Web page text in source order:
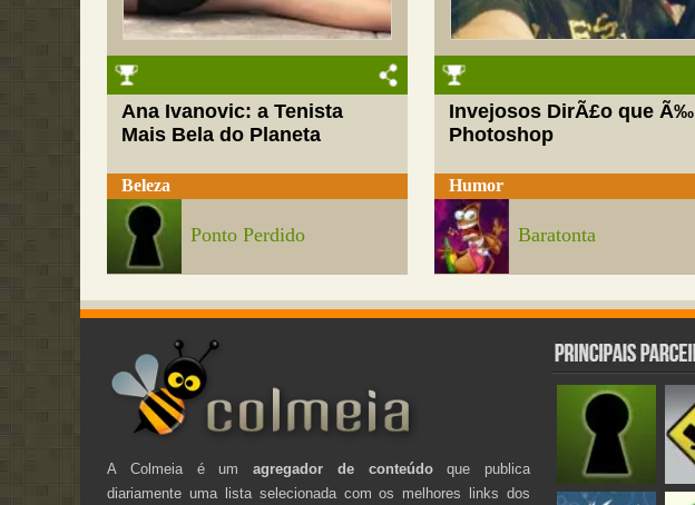
Ana Ivanovic: a Tenista
Mais Bela do Planeta
Beleza
Ponto Perdido
Invejosos DirÃ£o que Ã‰
Photoshop
Humor
Baratonta
A Colmeia é umagregador de conteúdoque publica
diariamente uma lista selecionada com os melhores links dos